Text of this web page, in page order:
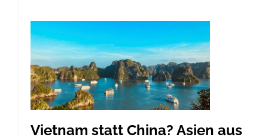
Vietnam statt China? Asien aus